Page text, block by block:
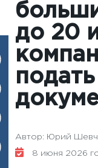
до 20
Автор: Юрий
8 июня 2026